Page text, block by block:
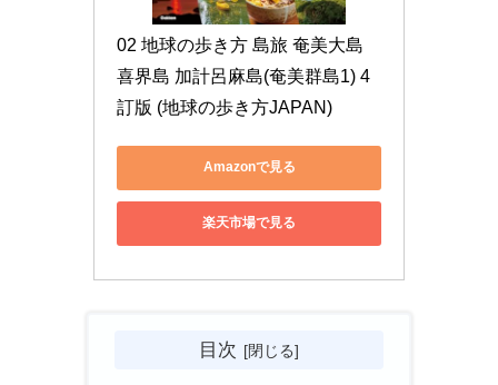
02 地球の歩き方 島旅 奄美大島
喜界島 加計呂麻島(奄美群島1) 4
訂版 (地球の歩き方JAPAN)
Amazonで見る
楽天市場で見る
目次